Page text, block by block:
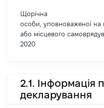
Щорічна
особи, уповноваженої на
або місцевого
2020
2.1. Інформація
декларування